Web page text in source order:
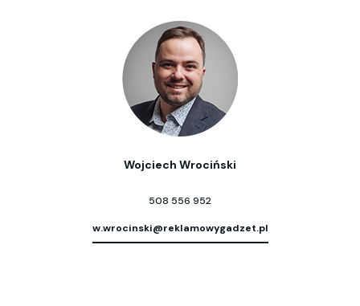
Wojciech Wrociński
508 556 952
w.wrocinski@reklamowygadzet.pl